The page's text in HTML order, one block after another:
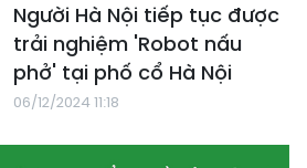
Người Hà Nội tiếp tục được
trải nghiệm 'Robot nấu
phở' tại phố cổ Hà Nội
06/12/2024 11:18